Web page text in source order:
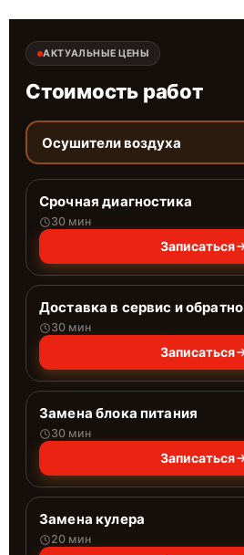
АКТУАЛЬНЫЕ ЦЕНЫ
Стоимость работ
Осушители воздуха
Срочная диагностика
30 мин
Записаться
Доставка в сервис и обратно
30 мин
Записаться
Замена блока питания
30 мин
Записаться
Замена кулера
20 мин